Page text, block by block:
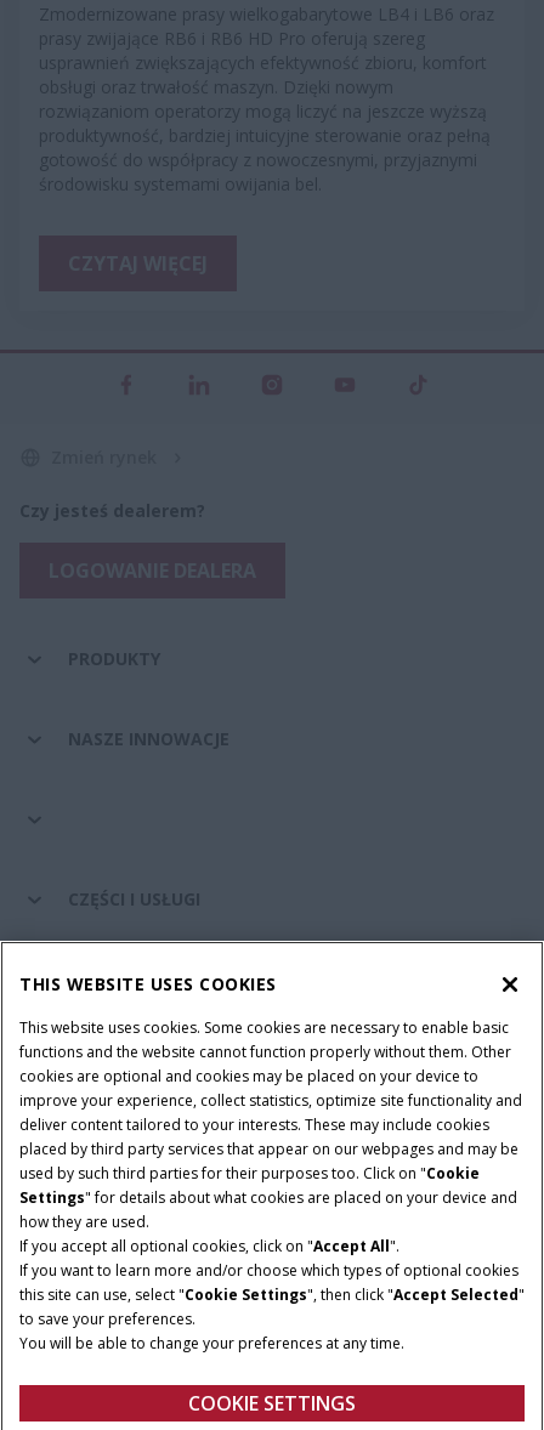
Zmodernizowane prasy wielkogabarytowe LB4 i LB6 oraz
prasy zwijające RB6 i RB6 HD Pro oferują szereg
usprawnień zwiększających efektywność zbioru, komfort
obsługi oraz trwałość maszyn. Dzięki nowym
rozwiązaniom operatorzy mogą liczyć na jeszcze wyższą
produktywność, bardziej intuicyjne sterowanie oraz pełną
gotowość do współpracy z nowoczesnymi, przyjaznymi
środowisku systemami owijania bel.
Czy jesteś dealerem?
PRODUKTY
NASZE INNOWACJE
CZĘŚCI I USŁUGI
ŚWIAT CASE IH
Regulamin
Informacje na temat ochrony prywatności
Adres wydawniczy
Cookie Settings
Telematyka – informacja o ochronie prywatności
© 2026 CNH Industrial America LLC. All Rights Reserved. Case IH is a
trademark of CNH Industrial America LLC.
THIS WEBSITE USES COOKIES
This website uses cookies. Some cookies are necessary to enable basic
functions and the website cannot function properly without them. Other
cookies are optional and cookies may be placed on your device to
improve your experience, collect statistics, optimize site functionality and
deliver content tailored to your interests. These may include cookies
placed by third party services that appear on our webpages and may be
used by such third parties for their purposes too. Click on "Cookie
Settings" for details about what cookies are placed on your device and
how they are used.
If you accept all optional cookies, click on "Accept All".
If you want to learn more and/or choose which types of optional cookies
this site can use, select "Cookie Settings", then click "Accept Selected"
to save your preferences.
You will be able to change your preferences at any time.
COOKIE SETTINGS